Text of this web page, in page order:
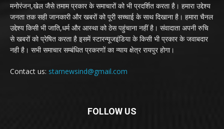
मनोरंजन,खेल जैसे तमाम प्रकार के समाचारों को भी प्रदर्शित करता है। हमारा उद्देश्य
जनता तक सही जानकारी और खबरों को पूरी सच्चाई के साथ दिखाना है। हमारा चैनल
उद्देश्य किसी भी जाति,धर्म और आस्था को ठेस पहुंचाना नहीं है। संवादाता अपनी रुचि
से खबरों को प्रेषित करता है इसमें स्टारन्यूजइंडिया के किसी भी प्रकार के जवाबदार
नही है। सभी समाचार सम्बंधित प्रकरणों का न्याय क्षेत्र रायपुर होगा।
Contact us: starnewsind@gmail.com
FOLLOW US